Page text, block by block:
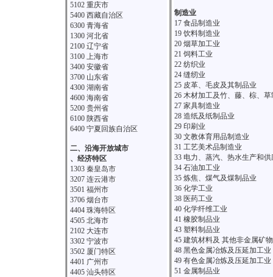
5102 重庆市
5400 西藏自治区
6300 青海省
1300 河北省
2100 辽宁省
3100 上海市
3400 安徽省
3700 山东省
4300 湖南省
4600 海南省
5200 贵州省
6100 陕西省
6400 宁夏回族自治区
二、沿海开放城市
、经济特区
1303 秦皇岛市
3207 连云港市
3501 福州市
3706 烟台市
4404 珠海特区
4505 北海市
2102 大连市
3302 宁波市
3502 厦门特区
4401 广州市
4405 汕头特区
制造业
17 食品制造业
19 饮料制造业
20 烟草加工业
21 饲料工业
22 纺织业
24 缝纫业
25 皮革、毛皮及其制品业
26 木材加工及竹、藤、棕、草
27 家具制造业
28 造纸及纸制品业
29 印刷业
30 文教体育用品制造业
31 工艺美术品制造业
33 电力、蒸汽、热水生产和供
34 石油加工业
35 炼焦、煤气及煤制品业
36 化学工业
38 医药工业
40 化学纤维工业
41 橡胶制品业
43 塑料制品业
45 建筑材料及 其他非金属矿
48 黑色金属冶炼及压延加工业
49 有色金属冶炼及压延加工业
51 金属制品业